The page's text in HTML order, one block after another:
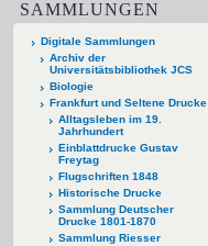
SAMMLUNGEN
Digitale Sammlungen
Archiv der
Universitätsbibliothek JCS
Biologie
Frankfurt und Seltene Drucke
Alltagsleben im 19.
Jahrhundert
Einblattdrucke Gustav
Freytag
Flugschriften 1848
Historische Drucke
Sammlung Deutscher
Drucke 1801-1870
Sammlung Riesser